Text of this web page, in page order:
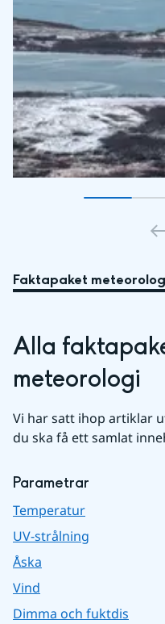
Gå till
Faktapaket
Alla
meteorologi
Vi har satt ihop artiklar
du ska få ett samlat
Parametrar
Temperatur
UV-strålning
Åska
Vind
Dimma och fuktdis